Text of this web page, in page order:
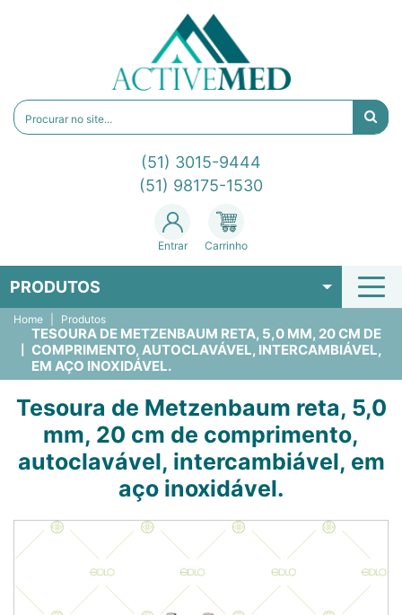
(51) 3015-9444
(51) 98175-1530
Entrar Carrinho
PRODUTOS
Home Produtos
TESOURA DE METZENBAUM RETA, 5,0 MM, 20 CM DE
COMPRIMENTO, AUTOCLAVÁVEL, INTERCAMBIÁVEL,
EM AÇO INOXIDÁVEL.
Tesoura de Metzenbaum reta, 5,0
mm, 20 cm de comprimento,
autoclavável, intercambiável, em
aço inoxidável.